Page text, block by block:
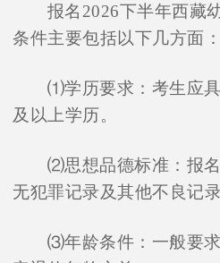
报名2026下半年西藏
条件主要包括以下几方面：
⑴学历要求：考生应
及以上学历。
⑵思想品德标准：报
无犯罪记录及其他不良记录
⑶年龄条件：一般要